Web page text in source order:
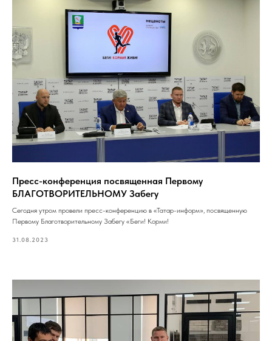
Пресс-конференция посвященная Первому
БЛАГОТВОРИТЕЛЬНОМУ Забегу
Сегодня утром провели пресс-конференцию в «Татар-информ», посвященную
Первому Благотворительному Забегу «Беги! Корми!
31.08.2023